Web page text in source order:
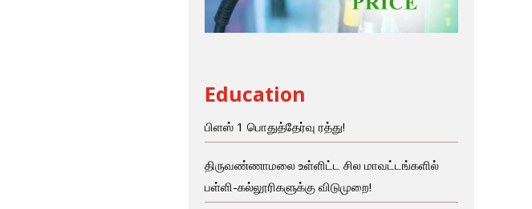
Education
பிளஸ் 1 பொதுத்தேர்வு ரத்து!
திருவண்ணாமலை உள்ளிட்ட சில மாவட்டங்களில்
பள்ளி-கல்லூரிகளுக்கு விடுமுறை!